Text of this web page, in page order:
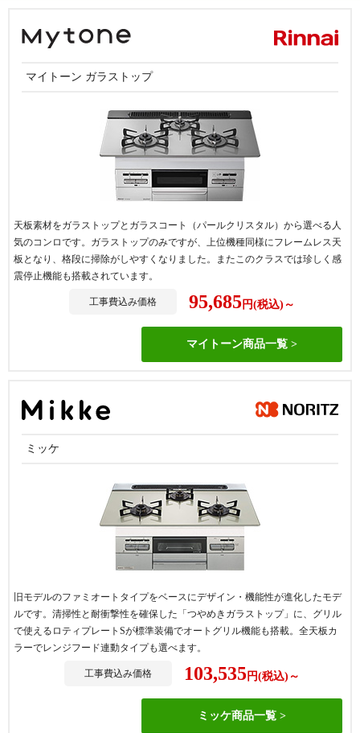
マイトーン ガラストップ
天板素材をガラストップとガラスコート（パールクリスタル）から選べる人
気のコンロです。ガラストップのみですが、上位機種同様にフレームレス天
板となり、格段に掃除がしやすくなりました。またこのクラスでは珍しく感
震停止機能も搭載されています。
工事費込み価格 95,685 円(税込)～
マイトーン商品一覧
ミッケ
旧モデルのファミオートタイプをベースにデザイン・機能性が進化したモデ
ルです。清掃性と耐衝撃性を確保した「つやめきガラストップ」に、グリル
で使えるロティプレートSが標準装備でオートグリル機能も搭載。全天板カ
ラーでレンジフード連動タイプも選べます。
工事費込み価格 103,535 円(税込)～
ミッケ商品一覧